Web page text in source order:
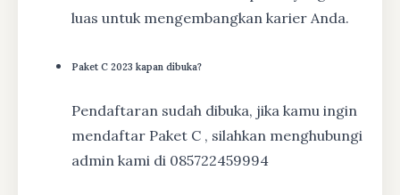
luas untuk mengembangkan karier Anda.
Paket C 2023 kapan dibuka?
Pendaftaran sudah dibuka, jika kamu ingin
mendaftar Paket C , silahkan menghubungi
admin kami di 085722459994